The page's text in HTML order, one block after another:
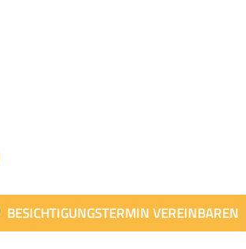
BESICHTIGUNGSTERMIN VEREINBAREN